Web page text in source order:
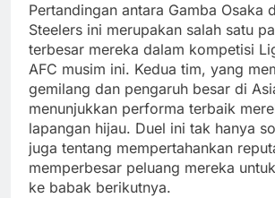
Pertandingan antara Gamba Osaka
Steelers ini merupakan salah satu
terbesar mereka dalam kompetisi
AFC musim ini. Kedua tim, yang
gemilang dan pengaruh besar di
menunjukkan performa terbaik
lapangan hijau. Duel ini tak hanya
juga tentang mempertahankan
memperbesar peluang mereka
ke babak berikutnya.